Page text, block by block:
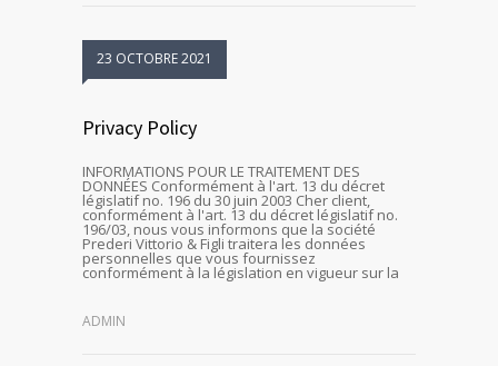
23 OCTOBRE 2021
Privacy Policy
INFORMATIONS POUR LE TRAITEMENT DES
DONNÉES Conformément à l'art. 13 du décret
législatif no. 196 du 30 juin 2003 Cher client,
conformément à l'art. 13 du décret législatif no.
196/03, nous vous informons que la société
Prederi Vittorio & Figli traitera les données
personnelles que vous fournissez
conformément à la législation en vigueur sur la
ADMIN